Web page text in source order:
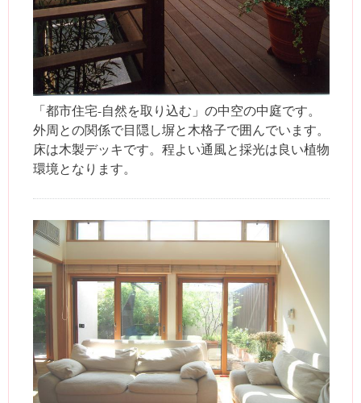
「都市住宅-自然を取り込む」の中空の中庭です。
外周との関係で目隠し塀と木格子で囲んでいます。
床は木製デッキです。程よい通風と採光は良い植物
環境となります。